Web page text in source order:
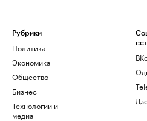
Рубрики
Политика
Экономика
Общество
Бизнес
Технологии и
медиа